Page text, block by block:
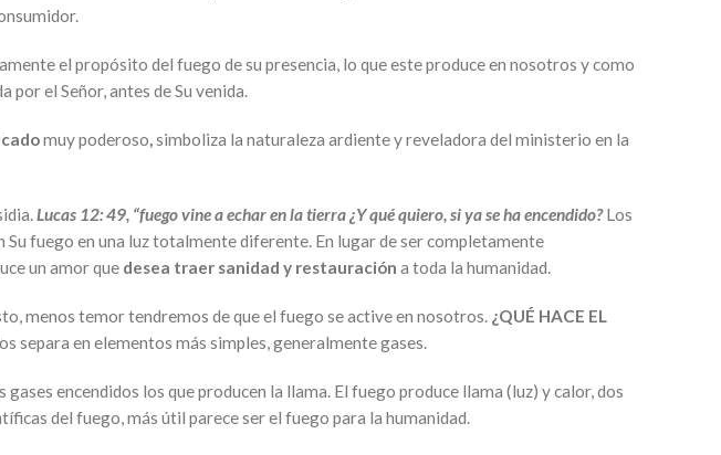
el propósito del fuego de su presencia, lo que este produce en nosotros y como
el Señor, antes de Su venida.
muy poderoso,simboliza la naturaleza ardiente y reveladora del ministerio en la
Lucas 12: 49, “fuego vine a echar en la tierra ¿Y qué quiero, si ya se ha encendido?Los
fuego en una luz totalmente diferente. En lugar de ser completamente
un amor que desea traer sanidad y restauración a toda la humanidad.
menos temor tendremos de que el fuego se active en nosotros. ¿QUÉ HACE EL
separa en elementos más simples, generalmente gases.
encendidos los que producen la llama. El fuego produce llama (luz) y calor, dos
del fuego, más útil parece ser el fuego para la humanidad.